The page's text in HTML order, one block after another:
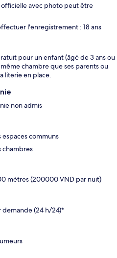
avec photo peut être
l'enregistrement : 18 ans
pour un enfant (âgé de 3 ans ou
chambre que ses parents ou
literie en place.
non admis
communs
chambres
mètres (200000 VND par nuit)
(24 h/24)*